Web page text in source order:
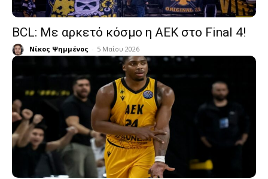
BCL: Με αρκετό κόσμο η ΑΕΚ στο Final 4!
Νίκος Ψημμένος - 5 Μαΐου 2026